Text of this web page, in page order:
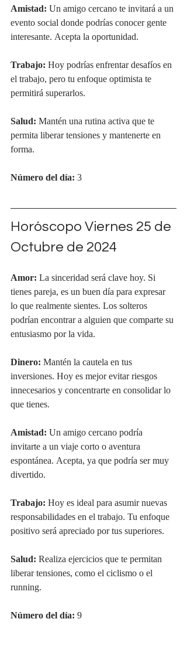
Amistad: Un amigo cercano te invitará a un
evento social donde podrías conocer gente
interesante. Acepta la oportunidad.
Trabajo: Hoy podrías enfrentar desafíos en
el trabajo, pero tu enfoque optimista te
permitirá superarlos.
Salud: Mantén una rutina activa que te
permita liberar tensiones y mantenerte en
forma.
Número del día: 3
Horóscopo Viernes 25 de
Octubre de 2024
Amor: La sinceridad será clave hoy. Si
tienes pareja, es un buen día para expresar
lo que realmente sientes. Los solteros
podrían encontrar a alguien que comparte su
entusiasmo por la vida.
Dinero: Mantén la cautela en tus
inversiones. Hoy es mejor evitar riesgos
innecesarios y concentrarte en consolidar lo
que tienes.
Amistad: Un amigo cercano podría
invitarte a un viaje corto o aventura
espontánea. Acepta, ya que podría ser muy
divertido.
Trabajo: Hoy es ideal para asumir nuevas
responsabilidades en el trabajo. Tu enfoque
positivo será apreciado por tus superiores.
Salud: Realiza ejercicios que te permitan
liberar tensiones, como el ciclismo o el
running.
Número del día: 9